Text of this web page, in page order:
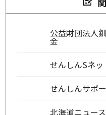
公益財団法人
金
せんしんSネッ
せんしんサポ
北海道ニュー